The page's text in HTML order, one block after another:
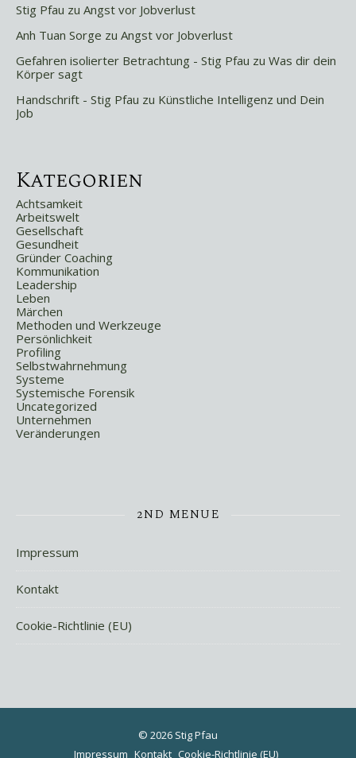
Stig Pfau zu Angst vor Jobverlust
Anh Tuan Sorge zu Angst vor Jobverlust
Gefahren isolierter Betrachtung - Stig Pfau zu Was dir dein
Körper sagt
Handschrift - Stig Pfau zu Künstliche Intelligenz und Dein
Job
Kategorien
Achtsamkeit
Arbeitswelt
Gesellschaft
Gesundheit
Gründer Coaching
Kommunikation
Leadership
Leben
Märchen
Methoden und Werkzeuge
Persönlichkeit
Profiling
Selbstwahrnehmung
Systeme
Systemische Forensik
Uncategorized
Unternehmen
Veränderungen
2ND MENUE
Impressum
Kontakt
Cookie-Richtlinie (EU)
© 2026 Stig Pfau
Impressum Kontakt Cookie-Richtlinie (EU)